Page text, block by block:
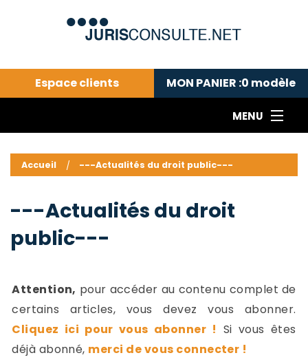
Espace clients MON PANIER :0 modèle
MENU
---Actualités du droit public---
Droit pénal---
Droit privé ---
Abonnement aux actualités
Accueil ---Actualités du droit public---
---Actualités du droit
public---
Attention, pour accéder au contenu complet de
certains articles, vous devez vous abonner.
Cliquez ici pour vous abonner ! Si vous êtes
déjà abonné, merci de vous connecter !